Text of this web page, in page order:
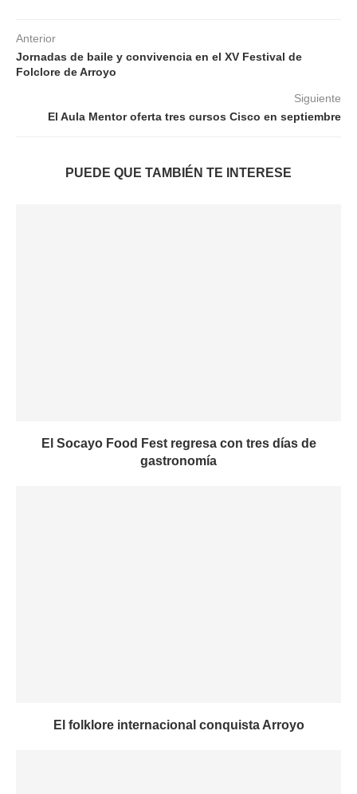
Anterior
Jornadas de baile y convivencia en el XV Festival de
Folclore de Arroyo
Siguiente
El Aula Mentor oferta tres cursos Cisco en septiembre
PUEDE QUE TAMBIÉN TE INTERESE
El Socayo Food Fest regresa con tres días de
gastronomía
El folklore internacional conquista Arroyo